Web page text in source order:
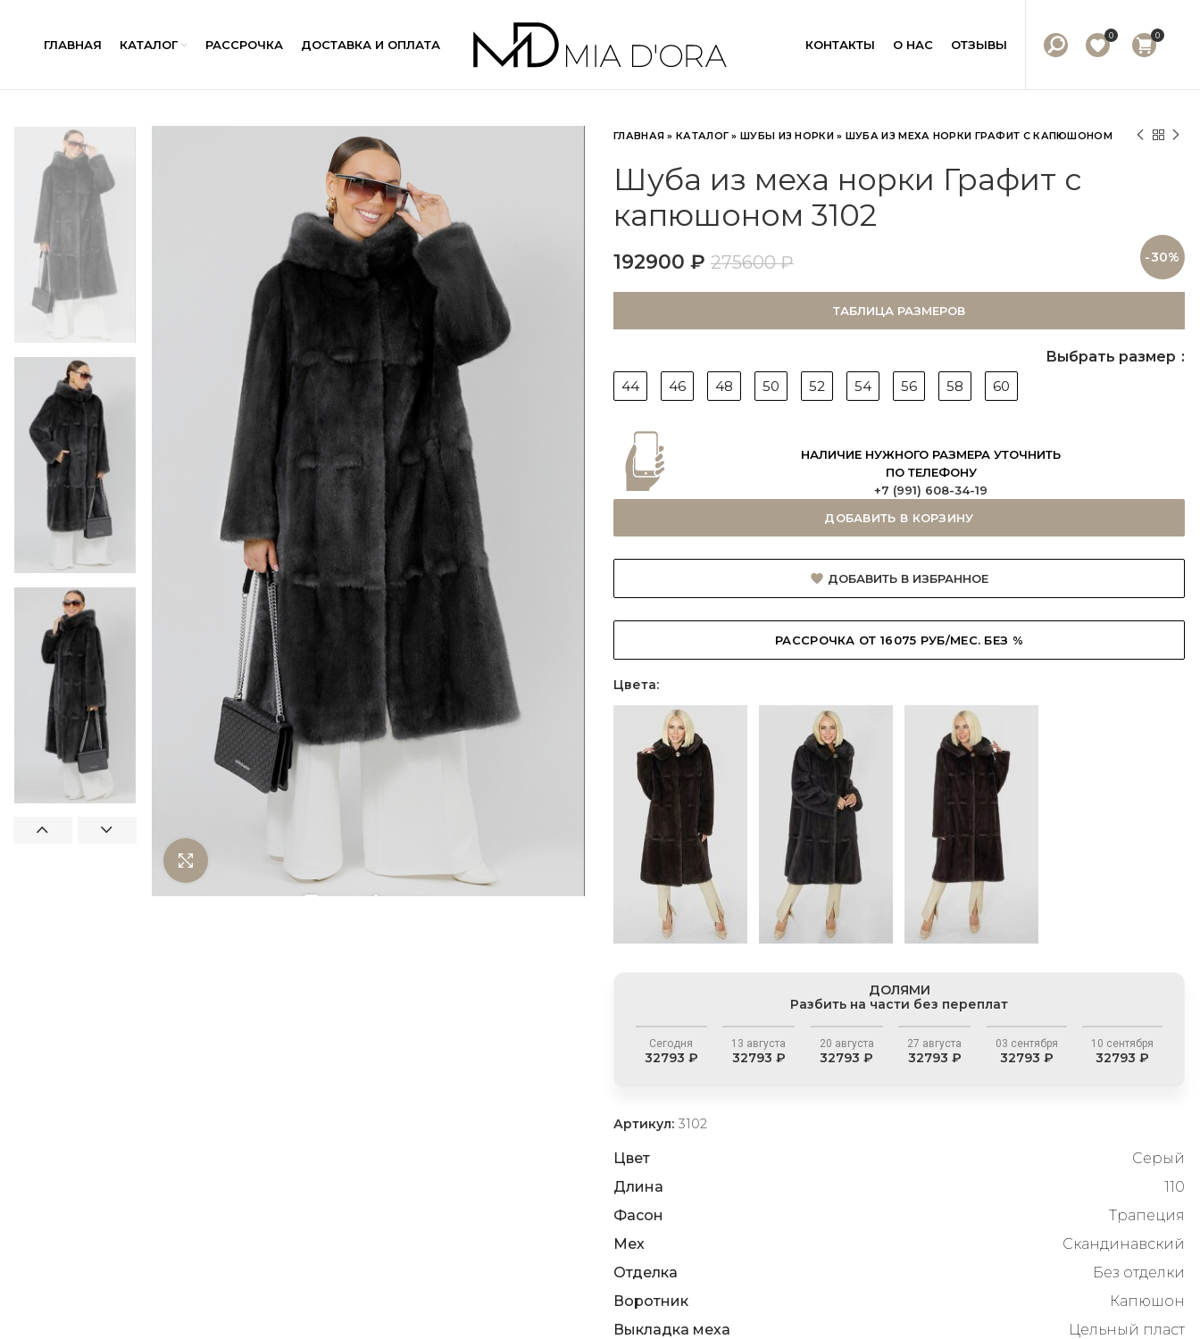
ГЛАВНАЯ КАТАЛОГ РАССРОЧКА ДОСТАВКА И ОПЛАТА КОНТАКТЫ О НАС ОТЗЫВЫ
0 0
Нажмите чтобы увеличить
ГЛАВНАЯ »КАТАЛОГ »ШУБЫ ИЗ НОРКИ» ШУБА ИЗ МЕХА НОРКИ ГРАФИТ С КАПЮШОНОМ
Шуба из меха норки Графит с
капюшоном 3102
192900 ₽ 275600₽ -30%
ТАБЛИЦА РАЗМЕРОВ
Выбрать размер
44
46 48 50 52 54 56 58 60
НАЛИЧИЕ НУЖНОГО РАЗМЕРА УТОЧНИТЬ
ПО ТЕЛЕФОНУ
+7 (991) 608-34-19
ДОБАВИТЬ В КОРЗИНУ
ДОБАВИТЬ В ИЗБРАННОЕ
РАССРОЧКА ОТ 16075 РУБ/МЕС. БЕЗ %
Цвета:
ДОЛЯМИ
Разбить на части без переплат
Сегодня
32793 ₽
13 августа
32793 ₽
20 августа
32793 ₽
27 августа
32793 ₽
03 сентября
32793 ₽
10 сентября
32793 ₽
Артикул: 3102
Цвет
Серый
Длина
110
Фасон
Трапеция
Мех
Скандинавский
Отделка
Без отделки
Воротник
Капюшон
Выкладка меха
Цельный пласт